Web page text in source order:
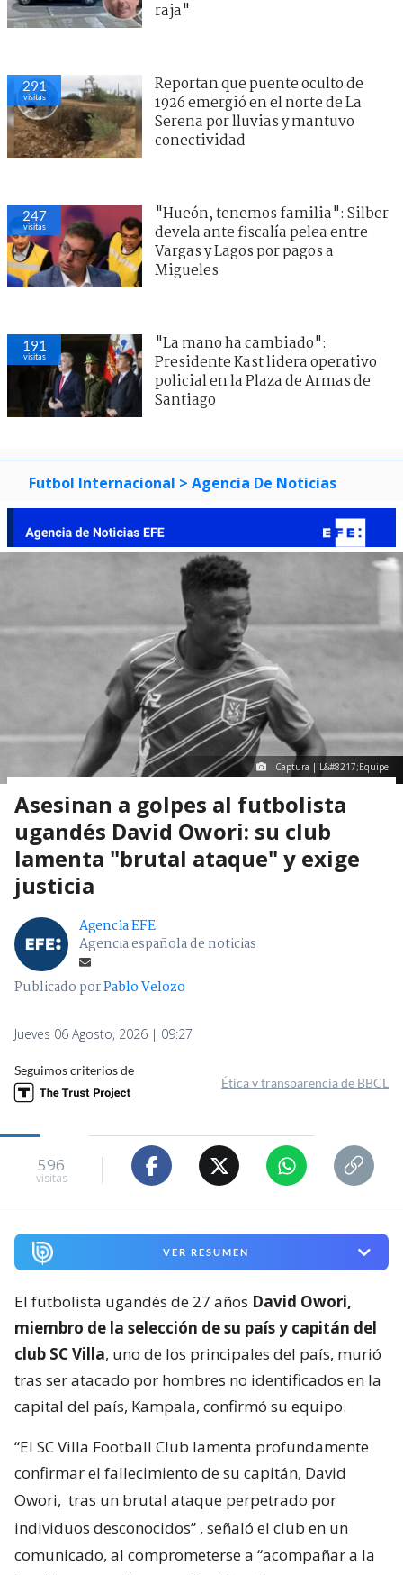
raja"
291
visitas
Reportan que puente oculto de
1926 emergió en el norte de La
Serena por lluvias y mantuvo
conectividad
247
visitas
"Hueón, tenemos familia": Silber
devela ante fiscalía pelea entre
Vargas y Lagos por pagos a
Migueles
191
visitas
"La mano ha cambiado":
Presidente Kast lidera operativo
policial en la Plaza de Armas de
Santiago
Futbol Internacional > Agencia De Noticias
Captura | L&#8217;Equipe
Asesinan a golpes al futbolista
ugandés David Owori: su club
lamenta "brutal ataque" y exige
justicia
Agencia EFE
Agencia española de noticias
Publicado porPablo Velozo
Jueves 06 Agosto, 2026 | 09:27
Seguimos criterios de
Ética y transparencia de BBCL
596
visitas
VER RESUMEN
El futbolista ugandés de 27 años David Owori,
miembro de la selección de su país y capitán del
club SC Villa, uno de los principales del país, murió
tras ser atacado por hombres no identificados en la
capital del país, Kampala, confirmó su equipo.
“El SC Villa Football Club lamenta profundamente
confirmar el fallecimiento de su capitán, David
Owori, tras un brutal ataque perpetrado por
individuos desconocidos” , señaló el club en un
comunicado, al comprometerse a “acompañar a la